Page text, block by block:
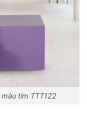
tím TTT122